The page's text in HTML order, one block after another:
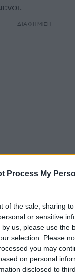
Process My
of the sale, sharing
or sensitive
us, please use the
selection. Please
you may
on personal
disclosed to
ΔΙΑΦΗΜΙΣΗ